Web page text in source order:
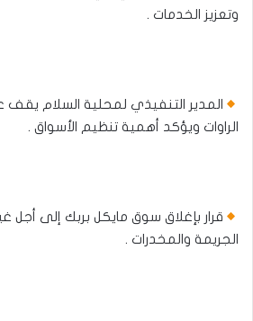
وتعزيز الخدمات .
المدير التنفيذي لمحلية السلام
الراوات ويؤكد أهمية تنظيم الأسواق .
قرار بإغلاق سوق مايكل بربك إلى
الجريمة والمخدرات .